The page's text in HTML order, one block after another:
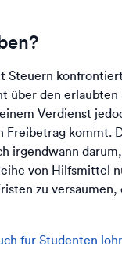
über den
Verdienst
irgendwann
von Hilfsmittel
zu
für Studenten